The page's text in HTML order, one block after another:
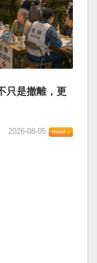
只是撤離，更
2026-08-05